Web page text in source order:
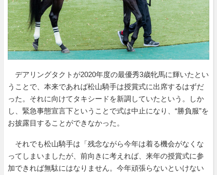
デアリングタクトが2020年度の最優秀3歳牝馬に輝いたとい
うことで、本来であれば松山騎手は授賞式に出席するはずだ
った。それに向けてタキシードを新調していたという。しか
し、緊急事態宣言下ということで式は中止になり、“勝負服”を
お披露目することができなかった。
それでも松山騎手は「残念ながら今年は着る機会がなくな
ってしまいましたが、前向きに考えれば、来年の授賞式に参
加できれば無駄にはなりません。今年頑張らないといけない